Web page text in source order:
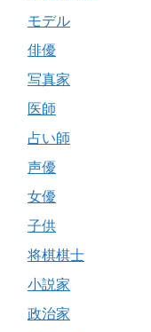
モデル
俳優
写真家
医師
占い師
声優
女優
子供
将棋棋士
小説家
政治家